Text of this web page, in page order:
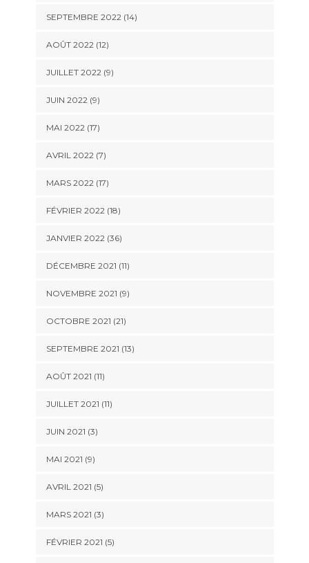
SEPTEMBRE 2022 (14)
AOÛT 2022 (12)
JUILLET 2022 (9)
JUIN 2022 (9)
MAI 2022 (17)
AVRIL 2022 (7)
MARS 2022 (17)
FÉVRIER 2022 (18)
JANVIER 2022 (36)
DÉCEMBRE 2021 (11)
NOVEMBRE 2021 (9)
OCTOBRE 2021 (21)
SEPTEMBRE 2021 (13)
AOÛT 2021 (11)
JUILLET 2021 (11)
JUIN 2021 (3)
MAI 2021 (9)
AVRIL 2021 (5)
MARS 2021 (3)
FÉVRIER 2021 (5)